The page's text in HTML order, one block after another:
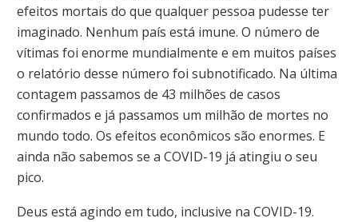
efeitos mortais do que qualquer pessoa pudesse ter
imaginado. Nenhum país está imune. O número de
vítimas foi enorme mundialmente e em muitos países
o relatório desse número foi subnotificado. Na última
contagem passamos de 43 milhões de casos
confirmados e já passamos um milhão de mortes no
mundo todo. Os efeitos econômicos são enormes. E
ainda não sabemos se a COVID-19 já atingiu o seu
pico.
Deus está agindo em tudo, inclusive na COVID-19.